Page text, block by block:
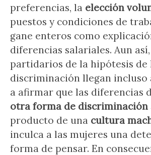
preferencias, la elección
puestos y condiciones de
gane enteros como
diferencias salariales. Aun
partidarios de la hipótesis de
discriminación llegan incluso
a afirmar que las diferencias
otra forma de discriminación
producto de una cultura
inculca a las mujeres una
forma de pensar. En